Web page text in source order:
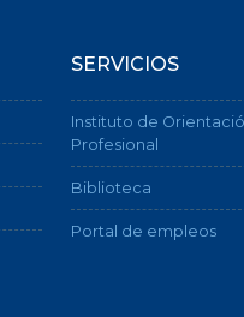
SERVICIOS
Instituto de
Profesional
Biblioteca
Portal de empleos